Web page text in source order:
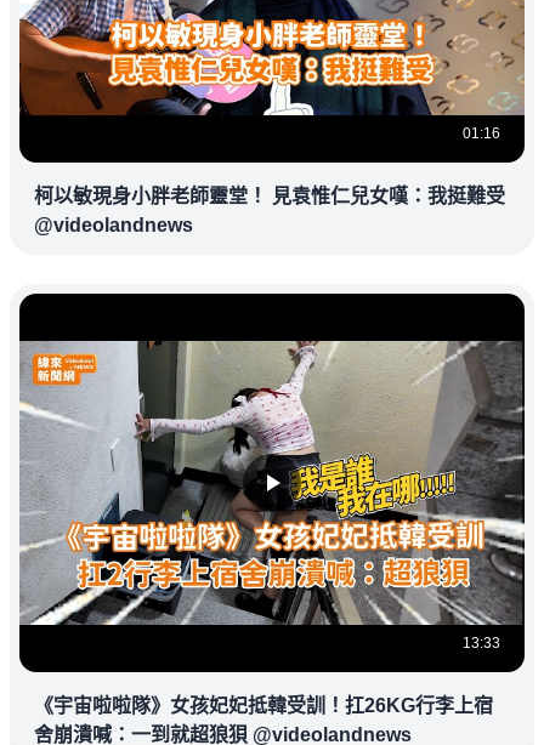
01:16
柯以敏現身小胖老師靈堂！ 見袁惟仁兒女嘆：我挺難受
@videolandnews
13:33
《宇宙啦啦隊》女孩妃妃抵韓受訓！扛26KG行李上宿
舍崩潰喊：一到就超狼狽 @videolandnews